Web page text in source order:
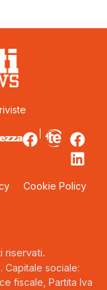
Cookie Policy
riservati.
Capitale sociale:
fiscale, Partita Iva